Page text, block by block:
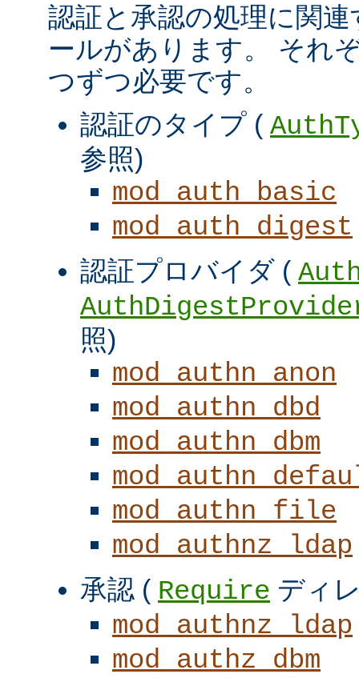
認証と承認の処理に関
ールがあります。 それ
つずつ必要です。
認証のタイプ (
参照)
mod_auth_basic
mod_auth_digest
認証プロバイダ (
照)
mod_authn_anon
mod_authn_dbd
mod_authn_dbm
mod_authn_file
mod_authnz_ldap
承認 ( Require ディ
mod_authnz_ldap
mod_authz_dbm